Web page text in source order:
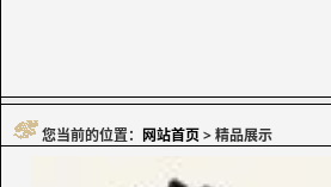
您当前的位置： 网站首页> 精品展示